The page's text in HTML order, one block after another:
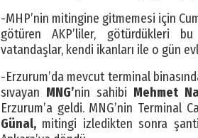
-MHP’nin mitingine gitmemesi için
götüren AKP’liler, götürdükleri
vatandaşlar, kendi ikanları ile o gün
-Erzurum’da mevcut terminal
sıvayan MNG’nin sahibi Mehmet
Erzurum’a geldi. MNG’nin Terminal
Günal, mitingi izledikten sonra